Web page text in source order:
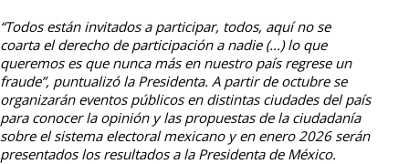
“Todos están invitados a participar, todos, aquí no se
coarta el derecho de participación a nadie (...) lo que
queremos es que nunca más en nuestro país regrese un
fraude”, puntualizó la Presidenta. A partir de octubre se
organizarán eventos públicos en distintas ciudades del país
para conocer la opinión y las propuestas de la ciudadanía
sobre el sistema electoral mexicano y en enero 2026 serán
presentados los resultados a la Presidenta de México.